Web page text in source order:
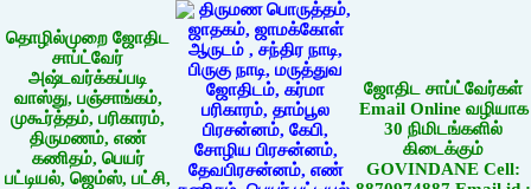
தொழில்முறை ஜோதிட
சாப்ட்வேர்
அஷ்டவர்க்கப்படி
வாஸ்து, பஞ்சாங்கம்,
முகூர்த்தம், பரிகாரம்,
திருமணம், எண்
கணிதம், பெயர்
பட்டியல், ஜெம்ஸ், பட்சி,
ஜோதிட சாப்ட்வேர்கள்
Email Online வழியாக
30 நிமிடங்களில்
கிடைக்கும்
GOVINDANE Cell: